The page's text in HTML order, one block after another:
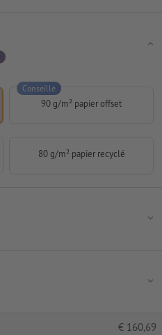
90 g/m² papier offset
Conseillé
80 g/m² papier recyclé
€ 160,69